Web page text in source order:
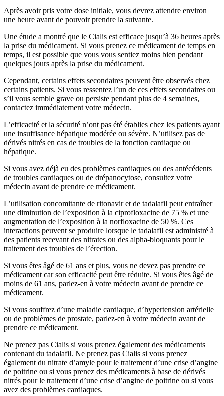
Après avoir pris votre dose initiale, vous devrez attendre environ
une heure avant de pouvoir prendre la suivante.
Une étude a montré que le Cialis est efficace jusqu’à 36 heures après
la prise du médicament. Si vous prenez ce médicament de temps en
temps, il est possible que vous vous sentiez moins bien pendant
quelques jours après la prise du médicament.
Cependant, certains effets secondaires peuvent être observés chez
certains patients. Si vous ressentez l’un de ces effets secondaires ou
s’il vous semble grave ou persiste pendant plus de 4 semaines,
contactez immédiatement votre médecin.
L’efficacité et la sécurité n’ont pas été établies chez les patients ayant
une insuffisance hépatique modérée ou sévère. N’utilisez pas de
dérivés nitrés en cas de troubles de la fonction cardiaque ou
hépatique.
Si vous avez déjà eu des problèmes cardiaques ou des antécédents
de troubles cardiaques ou de drépanocytose, consultez votre
médecin avant de prendre ce médicament.
L’utilisation concomitante de ritonavir et de tadalafil peut entraîner
une diminution de l’exposition à la ciprofloxacine de 75 % et une
augmentation de l’exposition à la norfloxacine de 50 %. Ces
interactions peuvent se produire lorsque le tadalafil est administré à
des patients recevant des nitrates ou des alpha-bloquants pour le
traitement des troubles de l’érection.
Si vous êtes âgé de 61 ans et plus, vous ne devez pas prendre ce
médicament car son efficacité peut être réduite. Si vous êtes âgé de
moins de 61 ans, parlez-en à votre médecin avant de prendre ce
médicament.
Si vous souffrez d’une maladie cardiaque, d’hypertension artérielle
ou de problèmes de prostate, parlez-en à votre médecin avant de
prendre ce médicament.
Ne prenez pas Cialis si vous prenez également des médicaments
contenant du tadalafil. Ne prenez pas Cialis si vous prenez
également du nitrate d’amyle pour le traitement d’une crise d’angine
de poitrine ou si vous prenez des médicaments à base de dérivés
nitrés pour le traitement d’une crise d’angine de poitrine ou si vous
avez des problèmes cardiaques.